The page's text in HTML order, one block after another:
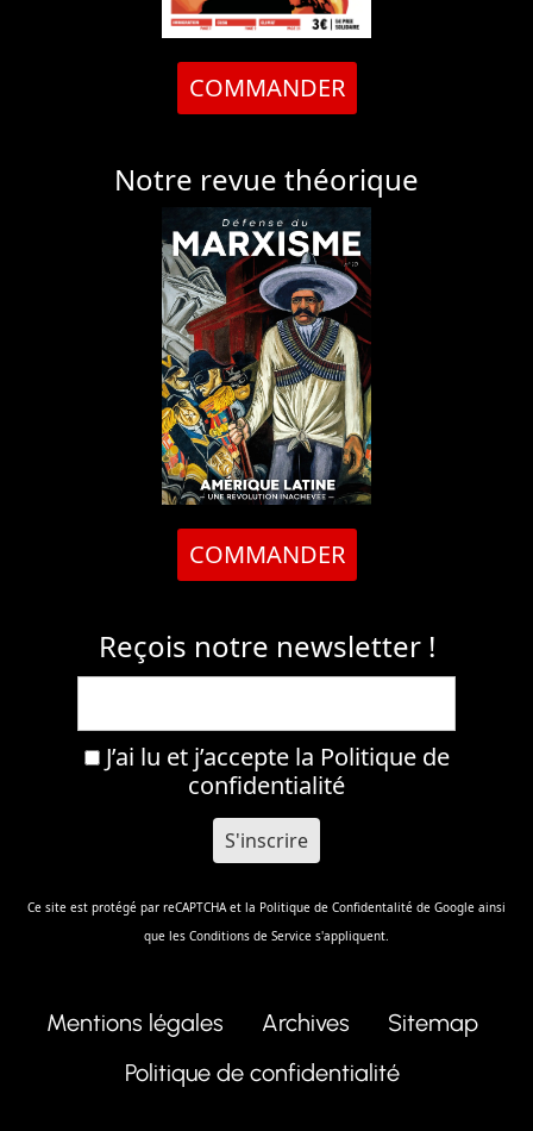
COMMANDER
Notre revue théorique
COMMANDER
Reçois notre newsletter !
J’ai lu et j’accepte la Politique de
confidentialité
Ce site est protégé par reCAPTCHA et la Politique de Confidentalité de Google ainsi
que les Conditions de Service s'appliquent.
Mentions légales Archives
Sitemap
Politique de confidentialité